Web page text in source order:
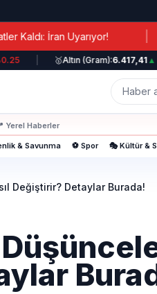
Uyarıyor! |
| Altın (Gram):6.417,41▲
Yerel Haberler
& Savunma ⚽ Spor 🎭 Kültür &
Değiştirir? Detaylar Burada!